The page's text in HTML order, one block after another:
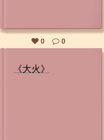
0 0
《大火》